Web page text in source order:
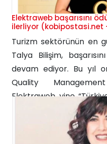
Elektraweb başarısını
ilerliyor (kobipostasi.net
Turizm sektörünün en
Talya Bilişim,
devam ediyor. Bu yıl
Quality
Elektraweb yine
Yönetim Yazılımı”
bilişim şirketlerinden
üreten Talya Bilişim,